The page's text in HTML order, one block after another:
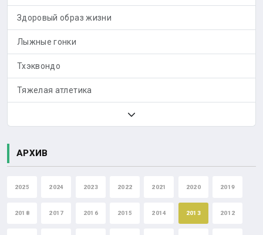
Здоровый образ жизни
Лыжные гонки
Тхэквондо
Тяжелая атлетика
АРХИВ
2025 2024 2023 2022 2021 2020 2019
2018 2017 2016 2015 2014 2013 2012